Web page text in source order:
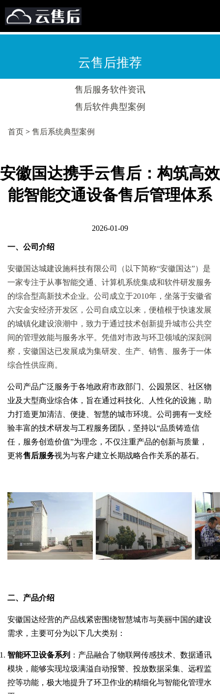
云售后推荐
售后服务软件资讯
售后软件典型案例
首页 > 售后系统典型案例
安徽国达携手云售后：构筑高效
能智能交通设备售后管理体系
2026-01-09
一、公司介绍
安徽国达城建设施科技有限公司（以下简称“安徽国达”）是
一家专注于从事智能交通、计算机系统集成和软件研发服务
的综合型高新技术企业。公司成立于2010年，坐落于安徽省
六安金安经济开发区，公司自成立以来，便植根于快速发展
的城镇化建设浪潮中，致力于通过技术创新提升城市公共空
间的管理效能与服务水平。凭借对市政与环卫领域的深刻洞
察，安徽国达已发展成为集研发、生产、销售、服务于一体
综合性供应商。
公司产品广泛服务于各地政府市政部门、公园景区、社区物
业及大型商业综合体，旨在通过科技化、人性化的设施，助
力打造更加清洁、便捷、智慧的城市环境。公司拥有一支经
验丰富的技术研发与工程服务团队，坚持以“品质铸造信
任，服务创造价值”为理念，不仅注重产品的创新与质量，
更将售后服务视为与客户建立长期战略合作关系的基石。
二、产品介绍
安徽国达经营的产品线紧密围绕智慧城市与美丽中国的建设
需求，主要可分为以下几大类别：
智能环卫设备系列 ：产品融合了物联网传感技术、数据通讯
模块，能够实现垃圾满溢自动报警、投放数据采集、远程监
控等功能，极大地提升了环卫作业的精细化与智能化管理水